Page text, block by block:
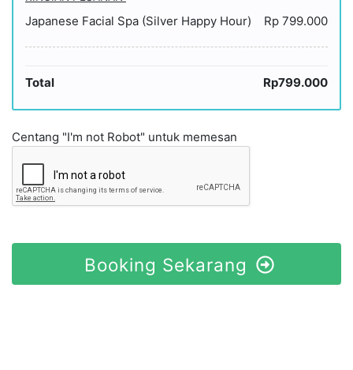
Japanese Facial Spa (Silver Happy Hour) Rp 799.000
Total Rp799.000
Centang "I'm not Robot" untuk memesan
Booking Sekarang